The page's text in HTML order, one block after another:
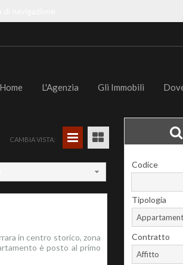
Home L'Agenzia Gli Immobili
CAMBIA VISTA:
in centro storico, zona
è posto al primo
Codice
Tipologia
Contratto
Affitto